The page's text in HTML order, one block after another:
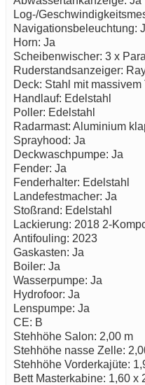
Log-/
Navigationsbeleuchtung:
Horn: Ja
Scheibenwischer: 3 x
Ruderstandsanzeiger:
Deck: Stahl mit
Handlauf: Edelstahl
Poller: Edelstahl
Radarmast: Aluminium
Sprayhood: Ja
Deckwaschpumpe: Ja
Fender: Ja
Fenderhalter: Edelstahl
Landefestmacher: Ja
Stoßrand: Edelstahl
Lackierung: 2018 2-
Antifouling: 2023
Gaskasten: Ja
Boiler: Ja
Wasserpumpe: Ja
Hydrofoor: Ja
Lenspumpe: Ja
CE: B
Stehhöhe Salon: 2,00 m
Stehhöhe nasse Zelle:
Stehhöhe Vorderkajüte:
Bett Masterkabine: 1,60 x